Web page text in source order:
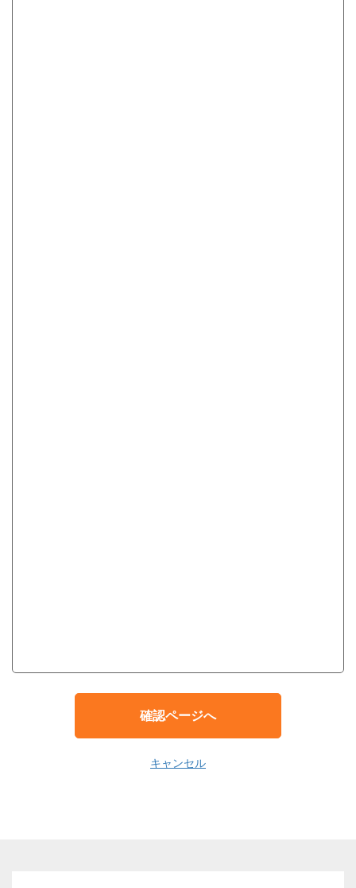
確認ページへ
キャンセル